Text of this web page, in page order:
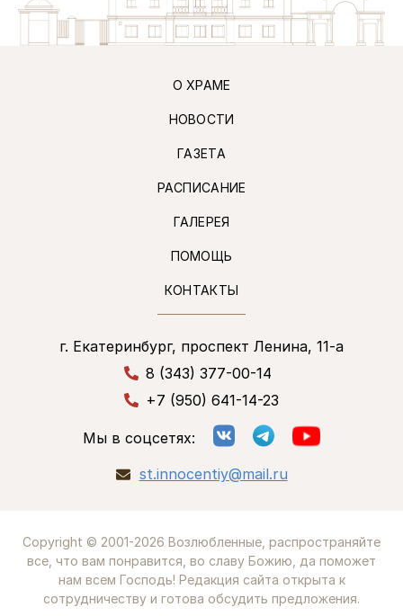
О ХРАМЕ
НОВОСТИ
ГАЗЕТА
РАСПИСАНИЕ
ГАЛЕРЕЯ
ПОМОЩЬ
КОНТАКТЫ
г. Екатеринбург, проспект Ленина, 11-а
8 (343) 377-00-14
+7 (950) 641-14-23
Мы в соцсетях:
st.innocentiy@mail.ru
Copyright © 2001-2026 Возлюбленные, распространяйте
все, что вам понравится, во славу Божию, да поможет
нам всем Господь! Редакция сайта открыта к
сотрудничеству и готова обсудить предложения.